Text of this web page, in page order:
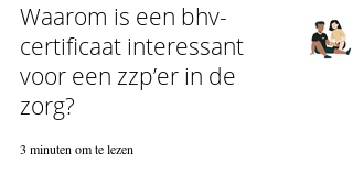
Waarom is een bhv-
certificaat interessant
voor een zzp’er in de
zorg?
3 minuten om te lezen